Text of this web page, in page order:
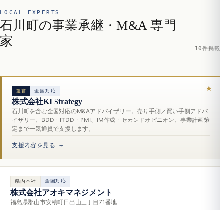
LOCAL EXPERTS
石川町の事業承継・M&A 専門
家
10件掲載
運営 全国対応
株式会社KI Strategy
石川町を含む全国対応のM&Aアドバイザリー。売り手側／買い手側アドバ
イザリー、BDD・ITDD・PMI、IM作成・セカンドオピニオン、事業計画策
定まで一気通貫で支援します。
支援内容を見る →
県内本社 全国対応
株式会社アオキマネジメント
福島県郡山市安積町日出山三丁目71番地